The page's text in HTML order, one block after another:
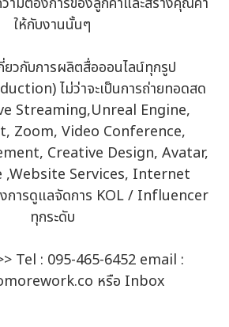
ให้กับงานนั้นๆ
ยวกับการผลิตสื่อออนไลน์ทุกรูป
ไม่ว่าจะเป็นการถ่ายทอดสด
Streaming,Unreal Engine,
Zoom, Video Conference,
Creative Design, Avatar,
,Website Services, Internet
การดูแลจัดการ KOL / Influencer
ทุกระดับ
Tel : 095-465-6452 email :
หรือ Inbox